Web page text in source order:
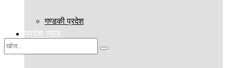
गण्डकी प्रदेश
प्रदेश न्युज